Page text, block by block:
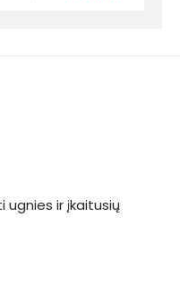
ir įkaitusių